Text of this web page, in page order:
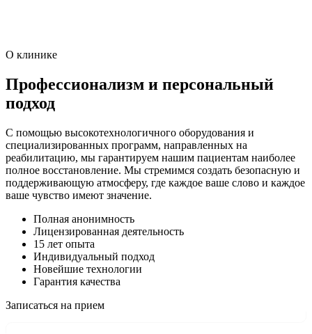
О клинике
Профессионализм и персональный
подход
С помощью высокотехнологичного оборудования и
специализированных программ, направленных на
реабилитацию, мы гарантируем нашим пациентам наиболее
полное восстановление. Мы стремимся создать безопасную и
поддерживающую атмосферу, где каждое ваше слово и каждое
ваше чувство имеют значение.
Полная анонимность
Лицензированная деятельность
15 лет опыта
Индивидуальный подход
Новейшие технологии
Гарантия качества
Записаться на прием